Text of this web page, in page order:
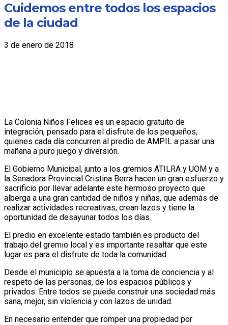
Cuidemos entre todos los espacios
de la ciudad
3 de enero de 2018
La Colonia Niños Felices es un espacio gratuito de
integración, pensado para el disfrute de los pequeños,
quienes cada día concurren al predio de AMPIL a pasar una
mañana a puro juego y diversión.
El Gobierno Municipal, junto a los gremios ATILRA y UOM y a
la Senadora Provincial Cristina Berra hacen un gran esfuerzo y
sacrificio por llevar adelante este hermoso proyecto que
alberga a una gran cantidad de niños y niñas, que además de
realizar actividades recreativas, crean lazos y tiene la
oportunidad de desayunar todos los días.
El predio en excelente estado también es producto del
trabajo del gremio local y es importante resaltar que este
lugar es para el disfrute de toda la comunidad.
Desde el municipio se apuesta a la toma de conciencia y al
respeto de las personas, de los espacios públicos y
privados. Entre todos se puede construir una sociedad más
sana, mejor, sin violencia y con lazos de unidad.
En necesario entender que romper una propiedad por